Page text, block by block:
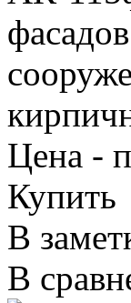
Цена -
Купить
В
В